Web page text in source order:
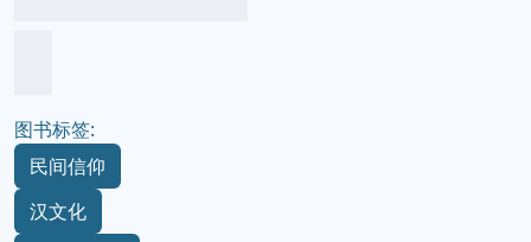
图书标签:
民间信仰
汉文化